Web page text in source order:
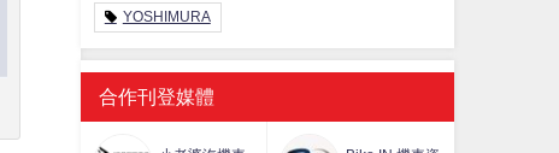
YOSHIMURA
合作刊登媒體